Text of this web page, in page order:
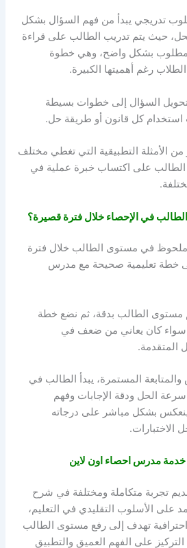
تدريجي يبدأ من فهم السؤال بشكل
حيث يتم تدريب الطالب على قراءة
بشكل واضح، وهي خطوة
رغم أهميتها الكبيرة.
تحويل السؤال إلى خطوات بسيطة
كل قانون أو طريقة حل.
من الأمثلة التطبيقية التي تغطي مختلف
الطالب على اكتساب خبرة عملية في
في الإحصاء خلال فترة قصيرة؟
في مستوى الطالب خلال فترة
خطة تعليمية صحيحة مع مدرس
مستوى الطالب بدقة، ثم نضع خطة
سواء كان يعاني من ضعف في
المتقدمة.
المستمرة، يبدأ الطالب في
الحل ودقة الإجابات وفهم
ينعكس بشكل مباشر على درجاته
الاختبارات.
خدمةمدرس احصاء اون لاين
تجربة متكاملة ومختلفة في شرح
على الأسلوب التقليدي في التعليم،
تهدف إلى رفع مستوى الطالب
على الفهم العميق والتطبيق